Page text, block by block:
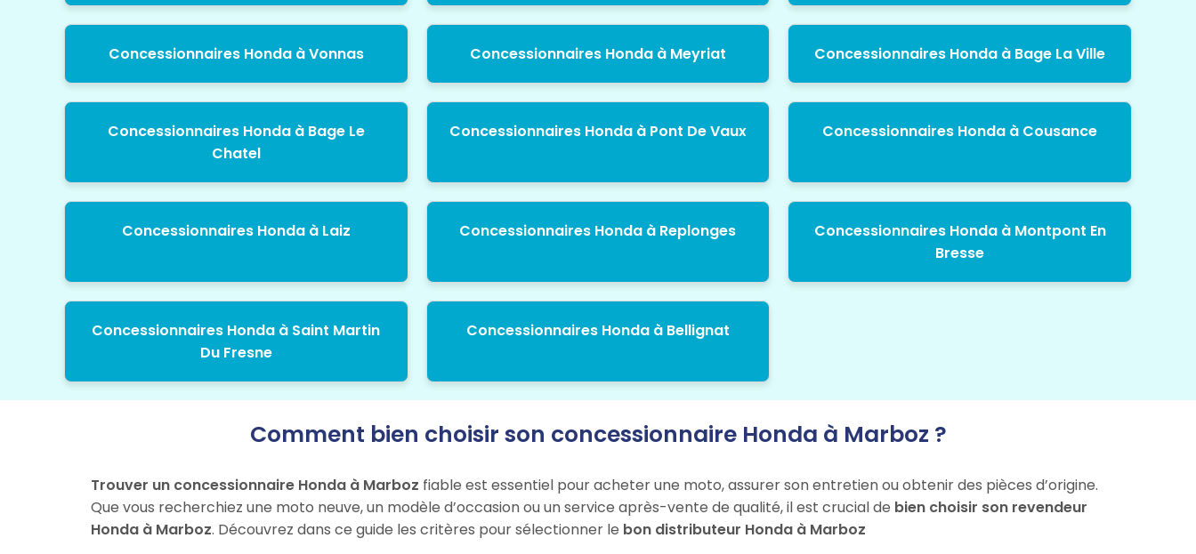
Concessionnaires Honda à Vonnas Concessionnaires Honda à Meyriat Concessionnaires Honda à Bage La Ville
Concessionnaires Honda à Bage Le
Chatel
Concessionnaires Honda à Pont De Vaux Concessionnaires Honda à Cousance
Concessionnaires Honda à Laiz Concessionnaires Honda à Replonges
Concessionnaires Honda à Montpont En
Bresse
Concessionnaires Honda à Saint Martin
Du Fresne
Concessionnaires Honda à Bellignat
Comment bien choisir son concessionnaire Honda à Marboz ?
Trouver un concessionnaire Honda à Marboz fiable est essentiel pour acheter une moto, assurer son entretien ou obtenir des pièces d’origine.
Que vous recherchiez une moto neuve, un modèle d’occasion ou un service après-vente de qualité, il est crucial de bien choisir son revendeur
Honda à Marboz. Découvrez dans ce guide les critères pour sélectionner le bon distributeur Honda à Marboz